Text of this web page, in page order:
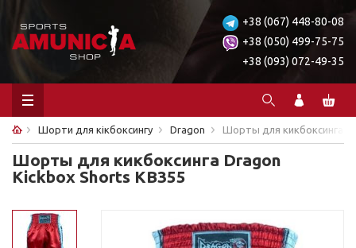
+38 (067) 448-80-08
+38 (050) 499-75-75
+38 (093) 072-49-35
Шорти для кікбоксингу Dragon Шорты для кикбоксинга
Шорты для кикбоксинга Dragon
Kickbox Shorts KB355